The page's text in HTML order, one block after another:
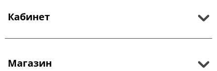
Кабинет
Магазин